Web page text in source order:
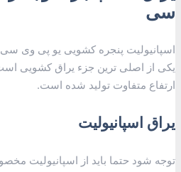
سی
اسپانیولیت پنجره کشویی یو پی وی سی
یکی از اصلی ترین جزء یراق کشویی است
ارتفاع متفاوت تولید شده است.
یراق اسپانیولیت
توجه شود حتما باید از اسپانیولیت